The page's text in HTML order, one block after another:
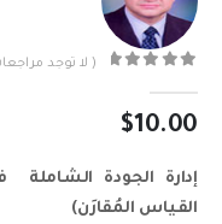
( لا توجد
$10.00
إدارة الجودة
القياس المُقارَن)